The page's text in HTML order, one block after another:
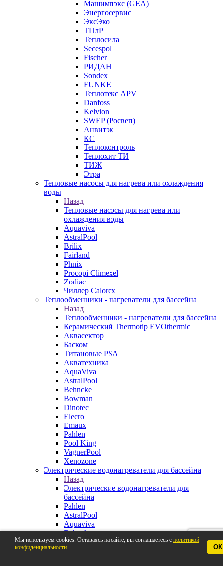
Машимпэкс (GEA)
Энергосервис
ЭксЭко
ТПлР
Теплосила
Secespol
Fischer
РИДАН
Sondex
FUNKE
Теплотекс APV
Danfoss
Kelvion
SWEP (Росвеп)
Анвитэк
КС
Теплоконтроль
Теплохит ТИ
ТИЖ
Этра
Тепловые насосы для нагрева или охлаждения
воды
Назад
Тепловые насосы для нагрева или
охлаждения воды
Aquaviva
AstralPool
Brilix
Fairland
Phnix
Procopi Climexel
Zodiac
Чиллер Calorex
Теплообменники - нагреватели для бассейна
Назад
Теплообменники - нагреватели для бассейна
Керамический Thermotip EVOthermic
Аквасектор
Баском
Титановые PSA
Акватехника
AquaViva
AstralPool
Behncke
Bowman
Dinotec
Elecro
Emaux
Pahlen
Pool King
VagnerPool
Xenozone
Электрические водонагреватели для бассейна
Назад
Электрические водонагреватели для
бассейна
Pahlen
AstralPool
Aquaviva
Behncke
BestWay
Elecro
Мы используем cookies. Оставаясь на сайте, вы соглашаетесь с политикой
конфиденциальности. ОК